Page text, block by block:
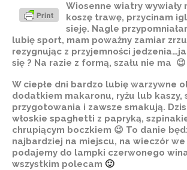
Wiosenne wiatry wywiały
koszę trawę, przycinam
sieję. Nagle
lubię sport, mam poważny zamiar
rezygnując z przyjemności
się ? Na razie z formą, szału nie ma 😉
W ciepłe dni bardzo lubię warzywne
dodatkiem makaronu, ryżu lub kaszy,
przygotowania i zawsze smakują.
włoskie spaghetti z papryką,
chrupiącym boczkiem 😉 To danie
najbardziej na miejscu, na wieczór
podajemy do lampki czerwonego
wszystkim polecam 🙂